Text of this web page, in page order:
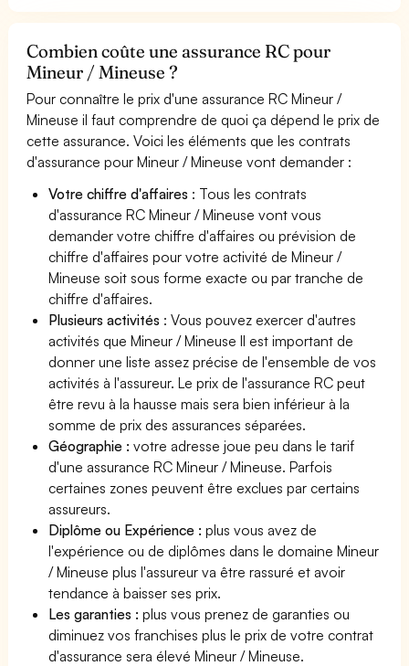
Combien coûte une assurance RC pour
Mineur / Mineuse ?
Pour connaître le prix d'une assurance RC Mineur /
Mineuse il faut comprendre de quoi ça dépend le prix de
cette assurance. Voici les éléments que les contrats
d'assurance pour Mineur / Mineuse vont demander :
Votre chiffre d'affaires : Tous les contrats
d'assurance RC Mineur / Mineuse vont vous
demander votre chiffre d'affaires ou prévision de
chiffre d'affaires pour votre activité de Mineur /
Mineuse soit sous forme exacte ou par tranche de
chiffre d'affaires.
Plusieurs activités : Vous pouvez exercer d'autres
activités que Mineur / Mineuse Il est important de
donner une liste assez précise de l'ensemble de vos
activités à l'assureur. Le prix de l'assurance RC peut
être revu à la hausse mais sera bien inférieur à la
somme de prix des assurances séparées.
Géographie :votre adresse joue peu dans le tarif
d'une assurance RC Mineur / Mineuse. Parfois
certaines zones peuvent être exclues par certains
assureurs.
Diplôme ou Expérience :plus vous avez de
l'expérience ou de diplômes dans le domaine Mineur
/ Mineuse plus l'assureur va être rassuré et avoir
tendance à baisser ses prix.
Les garanties :plus vous prenez de garanties ou
diminuez vos franchises plus le prix de votre contrat
d'assurance sera élevé Mineur / Mineuse.